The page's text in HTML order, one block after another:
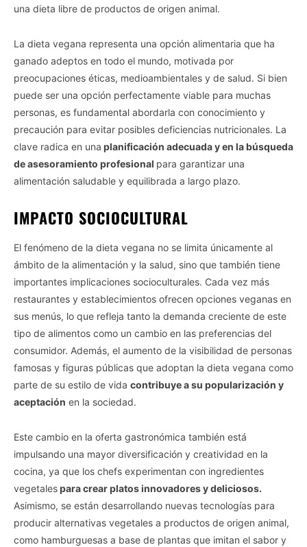
una dieta libre de productos de origen animal.
La dieta vegana representa una opción alimentaria que ha
ganado adeptos en todo el mundo, motivada por
preocupaciones éticas, medioambientales y de salud. Si bien
puede ser una opción perfectamente viable para muchas
personas, es fundamental abordarla con conocimiento y
precaución para evitar posibles deficiencias nutricionales. La
clave radica en una planificación adecuada y en la búsqueda
de asesoramiento profesional para garantizar una
alimentación saludable y equilibrada a largo plazo.
IMPACTO SOCIOCULTURAL
El fenómeno de la dieta vegana no se limita únicamente al
ámbito de la alimentación y la salud, sino que también tiene
importantes implicaciones socioculturales. Cada vez más
restaurantes y establecimientos ofrecen opciones veganas en
sus menús, lo que refleja tanto la demanda creciente de este
tipo de alimentos como un cambio en las preferencias del
consumidor. Además, el aumento de la visibilidad de personas
famosas y figuras públicas que adoptan la dieta vegana como
parte de su estilo de vida contribuye a su popularización y
aceptación en la sociedad.
Este cambio en la oferta gastronómica también está
impulsando una mayor diversificación y creatividad en la
cocina, ya que los chefs experimentan con ingredientes
vegetalespara crear platos innovadores y deliciosos.
Asimismo, se están desarrollando nuevas tecnologías para
producir alternativas vegetales a productos de origen animal,
como hamburguesas a base de plantas que imitan el sabor y